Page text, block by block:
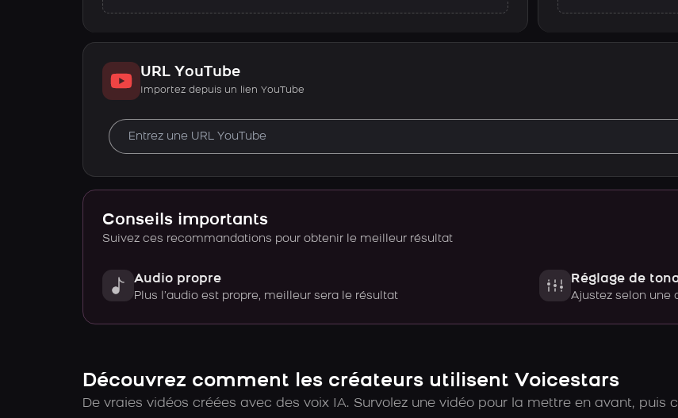
URL YouTube
Importez depuis un lien YouTube
Conseils importants
Suivez ces recommandations pour obtenir le meilleur résultat
Audio propre
Plus l’audio est propre, meilleur sera le résultat
Réglage de
Ajustez selon
Découvrez comment les créateurs utilisent Voicestars
De vraies vidéos créées avec des voix IA. Survolez une vidéo pour la mettre en avant, puis